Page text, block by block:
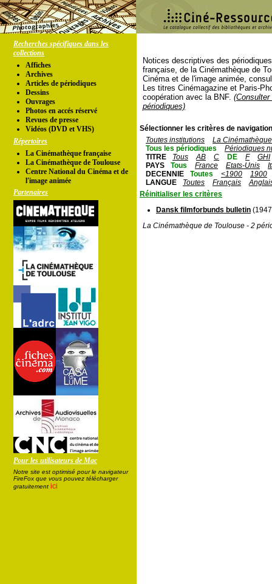
Recherches spécifiques dans les
collections
Affiches
Archives
Articles de périodiques
Dessins
Ouvrages
Photos en accés réservé
Revues de presse
Vidéos (DVD et VHS)
Répertoires
La Cinémathèque française
La Cinémathèque de Toulouse
Centre National du Cinéma et de
l'image animée
Partenaires
Pour les utilisateurs de Mac
Notre site est optimisé pour le navigateur
FireFox que vous pouvez télécharger
gratuitement ici
Notices descriptives des
française, de la Cinémathèque de
Cinéma et de l'image animée,
Les titres Cinémagazine et Paris-
coopération avec la BNF.
périodiques)
Sélectionner les critères de
Toutes institutions
La
Tous les périodiques
Périodiques
TITRE
Tous AB C DE F
GHI
PAYS
Tous France Etats-Unis
DECENNIE
Toutes <1900
1900
LANGUE
Toutes Français
Réinitialiser les critères
Dansk filmforbunds bulletin
La Cinémathèque de Toulouse - 2